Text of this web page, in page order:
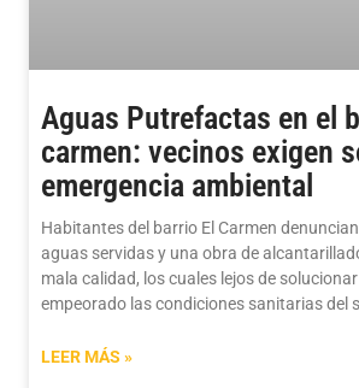
Aguas Putrefactas en el
carmen: vecinos exigen
emergencia ambiental
Habitantes del barrio El Carmen
aguas servidas y una obra de
mala calidad, los cuales lejos de
empeorado las condiciones sanitarias del
LEER MÁS »